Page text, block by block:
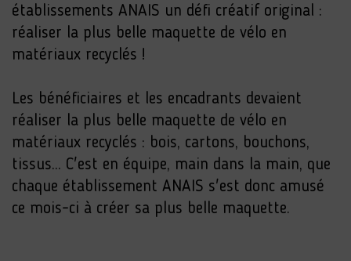
établissements ANAIS un défi créatif original :
réaliser la plus belle maquette de vélo en
matériaux recyclés !
Les bénéficiaires et les encadrants devaient
réaliser la plus belle maquette de vélo en
matériaux recyclés : bois, cartons, bouchons,
tissus... C'est en équipe, main dans la main, que
chaque établissement ANAIS s'est donc amusé
ce mois-ci à créer sa plus belle maquette.